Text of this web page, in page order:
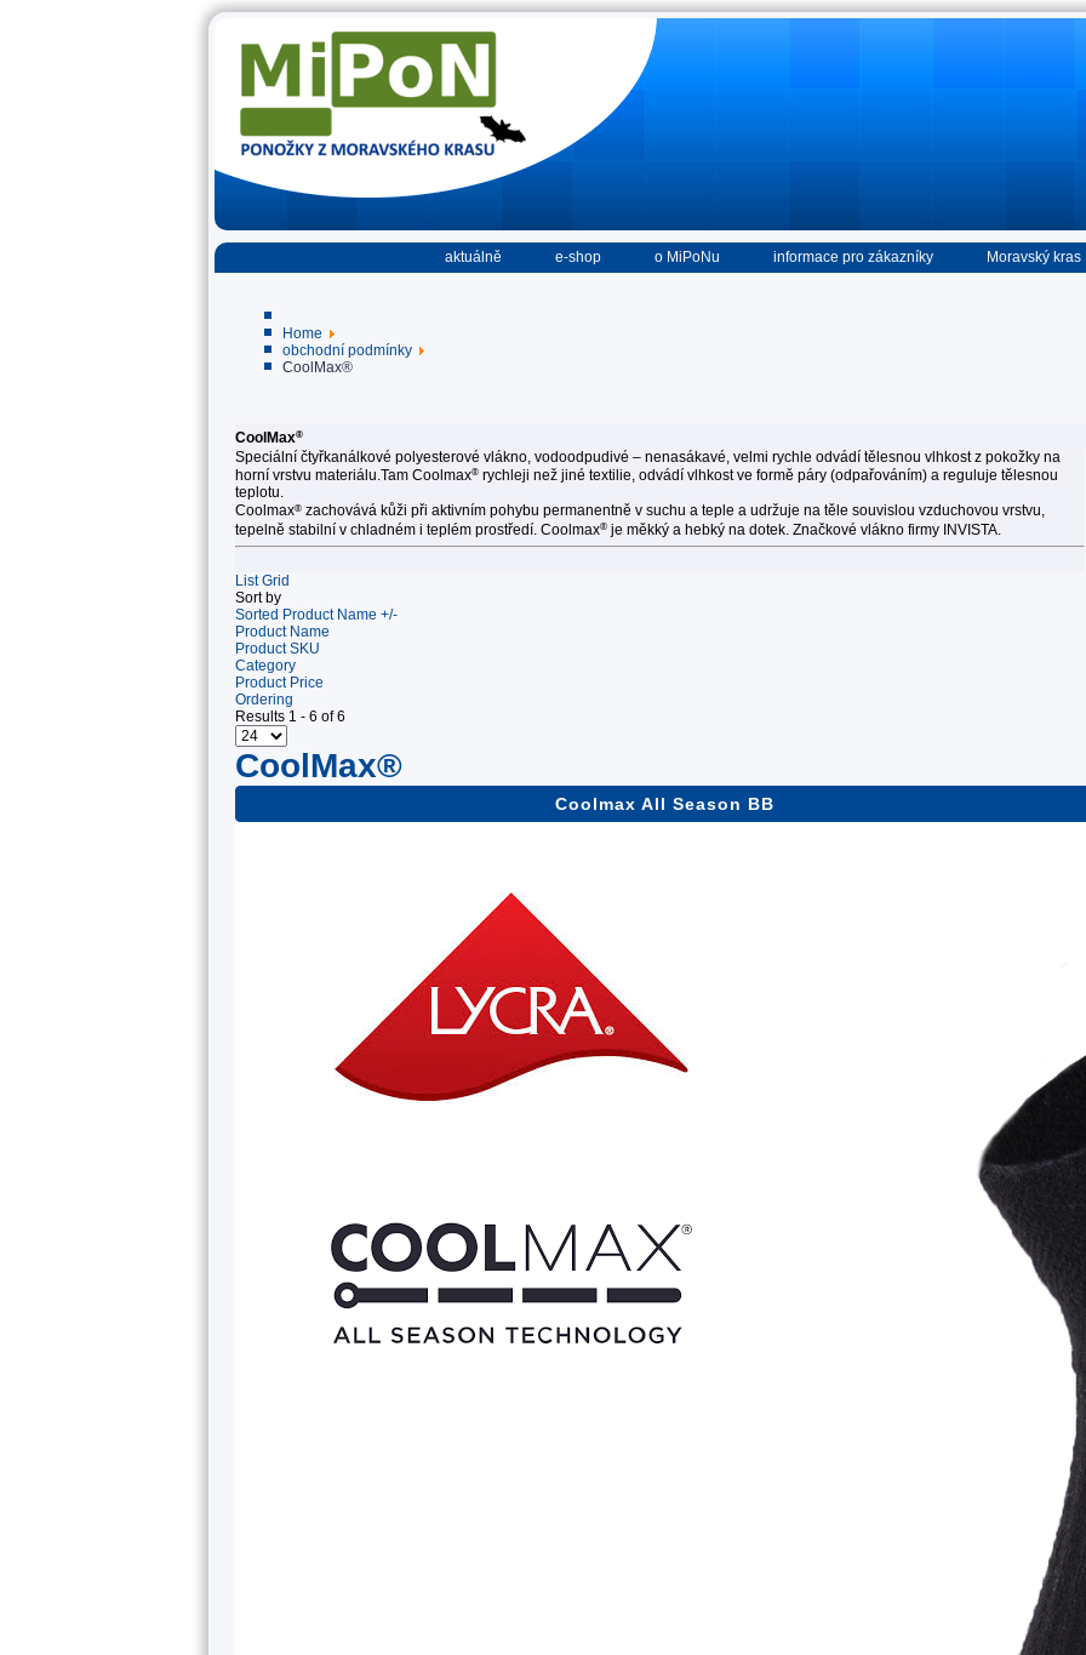
aktuálně e-shop o MiPoNu informace pro zákazníky Moravský kras
Home
obchodní podmínky
CoolMax®
CoolMax®
Speciální čtyřkanálkové polyesterové vlákno, vodoodpudivé – nenasákavé, velmi rychle odvádí tělesnou vlhkost z pokožky na
horní vrstvu materiálu.Tam Coolmax® rychleji než jiné textilie, odvádí vlhkost ve formě páry (odpařováním) a reguluje tělesnou
teplotu.
Coolmax® zachovává kůži při aktivním pohybu permanentně v suchu a teple a udržuje na těle souvislou vzduchovou vrstvu,
tepelně stabilní v chladném i teplém prostředí. Coolmax® je měkký a hebký na dotek. Značkové vlákno firmy INVISTA.
List Grid
Sort by
Sorted Product Name +/-
Product Name
Product SKU
Category
Product Price
Ordering
Results 1 - 6 of 6
CoolMax®
Coolmax All Season BB